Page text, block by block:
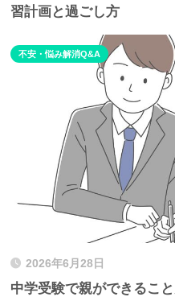
習計画と過ごし方
2026年6月28日
中学受験で親ができるこ
不安・悩み解消Q&A